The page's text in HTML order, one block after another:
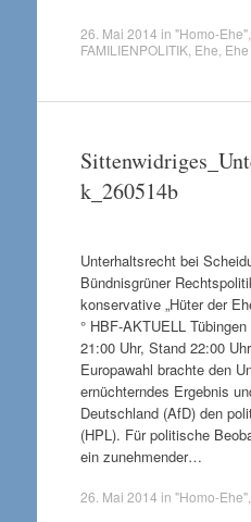
26. Mai 2014 in "Homo-Ehe",
FAMILIENPOLITIK, Ehe
k_260514b
Unterhaltsrecht bei
Bündnisgrüner
konservative „Hüter der
° HBF-AKTUELL
21:00 Uhr, Stand 22:00
Europawahl brachte den
ernüchterndes Ergebnis
Deutschland (AfD) den
(HPL). Für politische
ein zunehmender…
26. Mai 2014 in "Homo-Ehe",